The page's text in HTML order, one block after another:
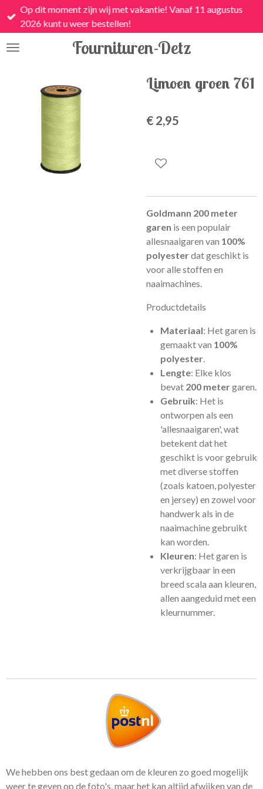
Ga
direct
de
Fournituren-Detz
Op dit moment zijn wij met vakantie! Vanaf 11 augustus
2026 kunt u weer bestellen!
Limoen groen 761
€ 2,95
Goldmann 200 meter
garen is een populair
allesnaaigaren van 100%
polyesterdat geschikt is
voor alle stoffen en
naaimachines.
Productdetails
Materiaal: Het garen is
gemaakt van 100%
polyester.
Lengte: Elke klos
bevat 200 metergaren.
Gebruik: Het is
ontworpen als een
'allesnaaigaren', wat
betekent dat het
geschikt is voor gebruik
met diverse stoffen
(zoals katoen, polyester
en jersey) en zowel voor
handwerk als in de
naaimachine gebruikt
kan worden.
Kleuren: Het garen is
verkrijgbaar in een
breed scala aan kleuren,
allen aangeduid met een
kleurnummer.
We hebben ons best gedaan om de kleuren zo goed mogelijk
weer te geven op de foto's, maar het kan altijd afwijken van de